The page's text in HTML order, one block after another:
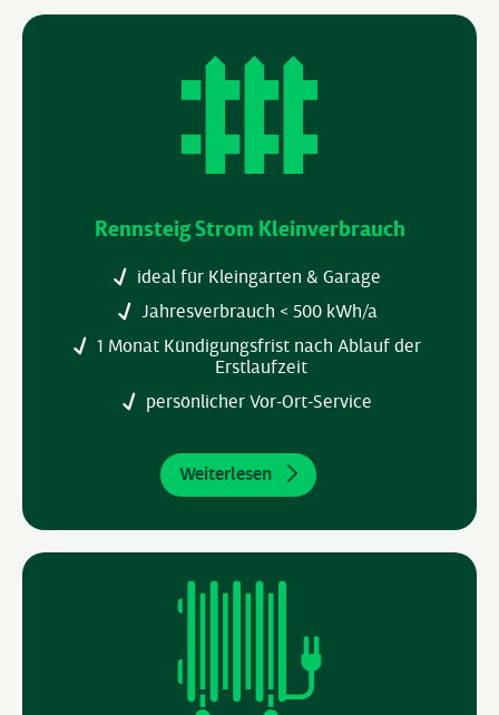
Rennsteig Strom Kleinverbrauch
ideal für Kleingärten & Garage
Jahresverbrauch < 500 kWh/a
1 Monat Kündigungsfrist nach Ablauf der
Erstlaufzeit
persönlicher Vor-Ort-Service
Weiterlesen